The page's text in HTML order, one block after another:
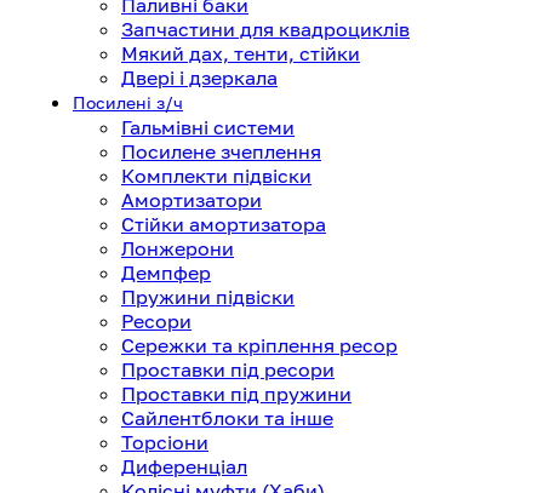
Запчастини для квадроциклів
Мякий дах, тенти, стійки
Двері і дзеркала
Посилені з/ч
Гальмівні системи
Посилене зчеплення
Комплекти підвіски
Амортизатори
Стійки амортизатора
Лонжерони
Демпфер
Пружини підвіски
Ресори
Сережки та кріплення ресор
Проставки під ресори
Проставки під пружини
Сайлентблоки та інше
Торсіони
Диференціал